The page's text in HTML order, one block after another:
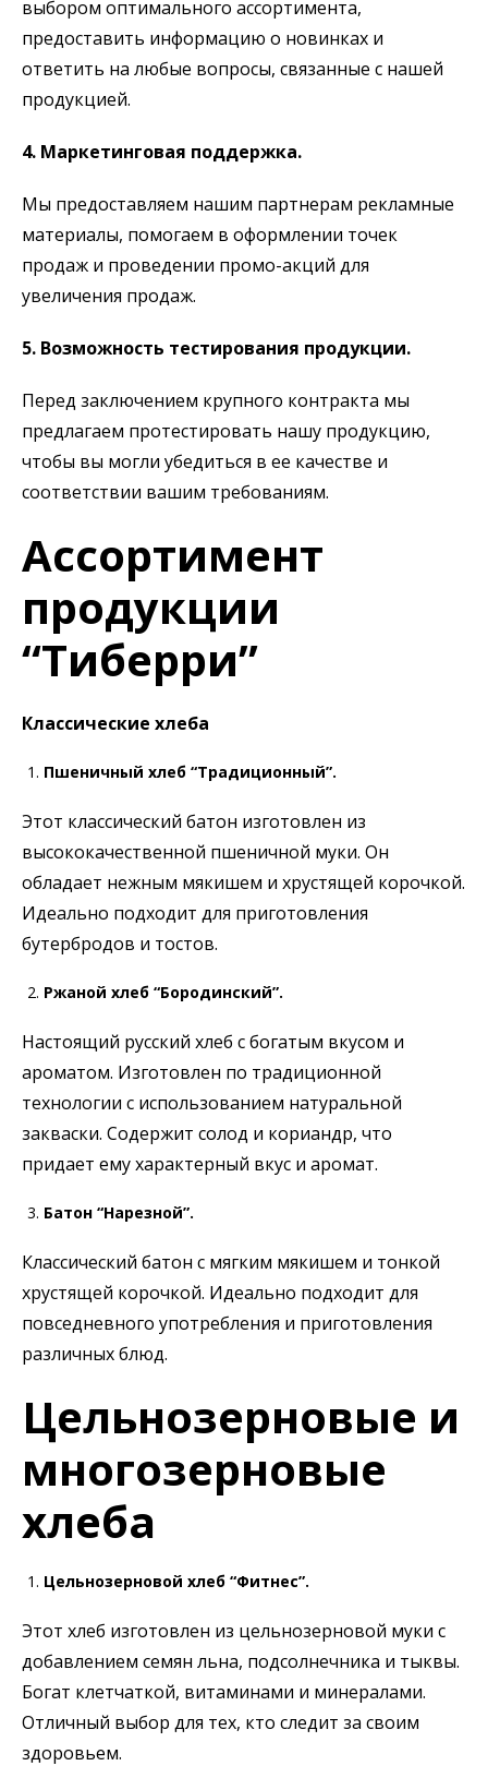
выбором оптимального ассортимента,
предоставить информацию о новинках и
ответить на любые вопросы, связанные с нашей
продукцией.
4. Маркетинговая поддержка.
Мы предоставляем нашим партнерам рекламные
материалы, помогаем в оформлении точек
продаж и проведении промо-акций для
увеличения продаж.
5. Возможность тестирования продукции.
Перед заключением крупного контракта мы
предлагаем протестировать нашу продукцию,
чтобы вы могли убедиться в ее качестве и
соответствии вашим требованиям.
Ассортимент
продукции
“Тиберри”
Классические хлеба
Пшеничный хлеб “Традиционный”.
Этот классический батон изготовлен из
высококачественной пшеничной муки. Он
обладает нежным мякишем и хрустящей корочкой.
Идеально подходит для приготовления
бутербродов и тостов.
Ржаной хлеб “Бородинский”.
Настоящий русский хлеб с богатым вкусом и
ароматом. Изготовлен по традиционной
технологии с использованием натуральной
закваски. Содержит солод и кориандр, что
придает ему характерный вкус и аромат.
Батон “Нарезной”.
Классический батон с мягким мякишем и тонкой
хрустящей корочкой. Идеально подходит для
повседневного употребления и приготовления
различных блюд.
Цельнозерновые и
многозерновые
хлеба
Цельнозерновой хлеб “Фитнес”.
Этот хлеб изготовлен из цельнозерновой муки с
добавлением семян льна, подсолнечника и тыквы.
Богат клетчаткой, витаминами и минералами.
Отличный выбор для тех, кто следит за своим
здоровьем.